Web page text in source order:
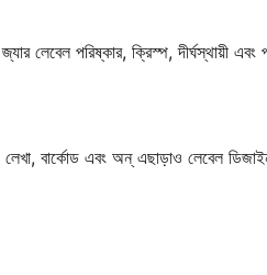
লেবেল পরিষ্কার, ক্রিস্প, দীর্ঘস্থায়ী
লেখা, বার্কোড এবং অন্ এছাড়াও লেবেল